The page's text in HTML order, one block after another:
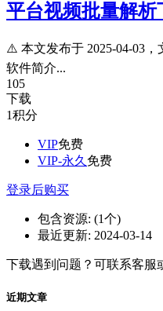
平台视频批量解析
⚠️ 本文发布于 2025-04-03，
软件简介...
105
下载
1积分
VIP免费
VIP-永久 免费
登录后购买
包含资源: (1个)
最近更新: 2024-03-14
下载遇到问题？可联系客服
近期文章